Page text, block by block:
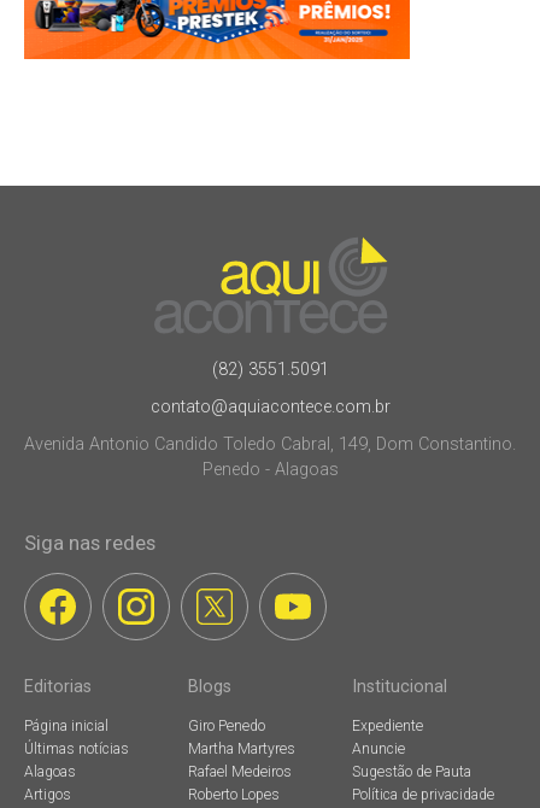
(82) 3551.5091
contato@aquiacontece.com.br
Avenida Antonio Candido Toledo Cabral, 149, Dom Constantino.
Penedo - Alagoas
Siga nas redes
Editorias
Página inicial
Últimas notícias
Alagoas
Artigos
Blogs
Giro Penedo
Martha Martyres
Rafael Medeiros
Roberto Lopes
Institucional
Expediente
Anuncie
Sugestão de Pauta
Política de privacidade